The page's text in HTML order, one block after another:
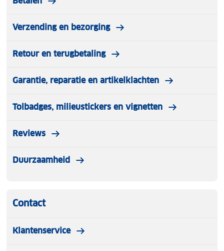
Verzending en bezorging
Retour en terugbetaling
Garantie, reparatie en artikelklachten
Tolbadges, milieustickers en vignetten
Reviews
Duurzaamheid
Contact
Klantenservice